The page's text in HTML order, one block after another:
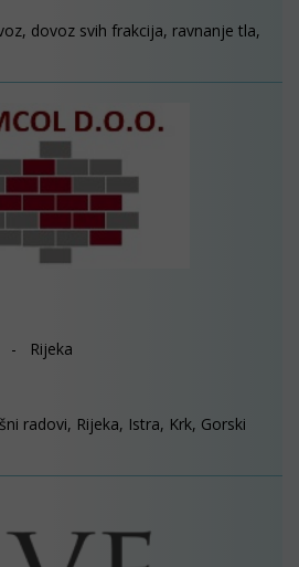
dovoz svih frakcija, ravnanje tla,
- Rijeka
radovi, Rijeka, Istra, Krk, Gorski